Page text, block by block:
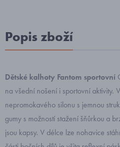
Popis zboží
Dětské kalhoty Fantom sportovní
na všední nošení i sportovní aktivity.
nepromokavého silonu s jemnou
gumy s možností stažení šňůrkou a
jsou kapsy. V délce lze nohavice